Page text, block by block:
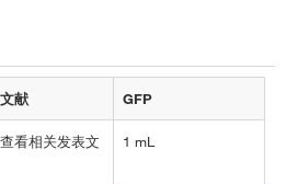
献 GFP
看相关发表文
1 mL